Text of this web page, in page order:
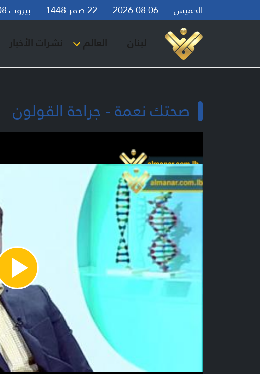
الخميس بيروت 05:08
لبنان العالم نشرات الأخبار
صحتك نعمة - جراحة القولون
Play
Video